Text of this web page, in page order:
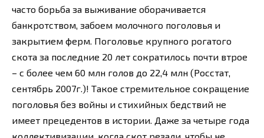
часто борьба за выживание оборачивается
банкротством, забоем молочного поголовья и
закрытием ферм. Поголовье крупного рогатого
скота за последние 20 лет сократилось почти втрое
– с более чем 60 млн голов до 22,4 млн (Росстат,
сентябрь 2007г.)! Такое стремительное сокращение
поголовья без войны и стихийных бедствий не
имеет прецедентов в истории. Даже за четыре года